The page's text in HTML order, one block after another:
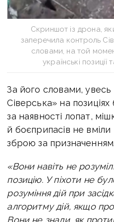
Скриншот із дрона,
заперечила контроль
словами, на той
українські позиції
За його словами, увесь
Сіверська» на позиціях
за наявності лопат,
й боєприпасів не
зброю за призначенням.
«Вони навіть не
позицію. У піхоти не
розуміння дій при
алгоритму дій, якщо
Вони не знали, як